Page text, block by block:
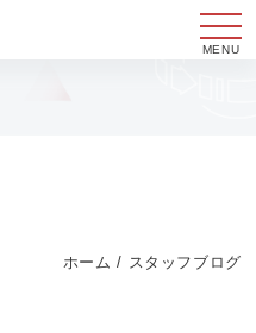
メ
ホーム / スタッフブログ